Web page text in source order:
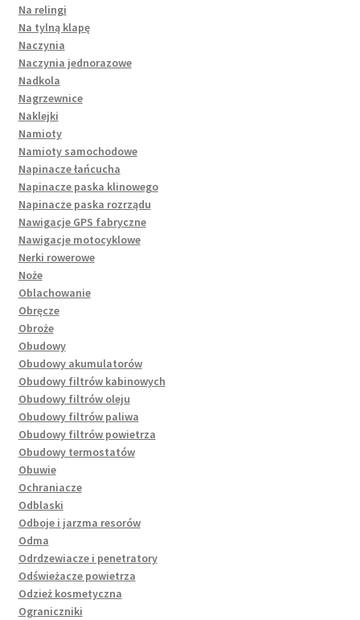
Na relingi
Na tylną klapę
Naczynia
Naczynia jednorazowe
Nadkola
Nagrzewnice
Naklejki
Namioty
Namioty samochodowe
Napinacze łańcucha
Napinacze paska klinowego
Napinacze paska rozrządu
Nawigacje GPS fabryczne
Nawigacje motocyklowe
Nerki rowerowe
Noże
Oblachowanie
Obręcze
Obroże
Obudowy
Obudowy akumulatorów
Obudowy filtrów kabinowych
Obudowy filtrów oleju
Obudowy filtrów paliwa
Obudowy filtrów powietrza
Obudowy termostatów
Obuwie
Ochraniacze
Odblaski
Odboje i jarzma resorów
Odma
Odrdzewiacze i penetratory
Odświeżacze powietrza
Odzież kosmetyczna
Ograniczniki